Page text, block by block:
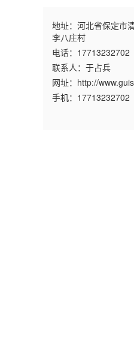
地址：河北省保定市
李八庄村
电话：17713232702
联系人：于占兵
网址：http://
手机：17713232702